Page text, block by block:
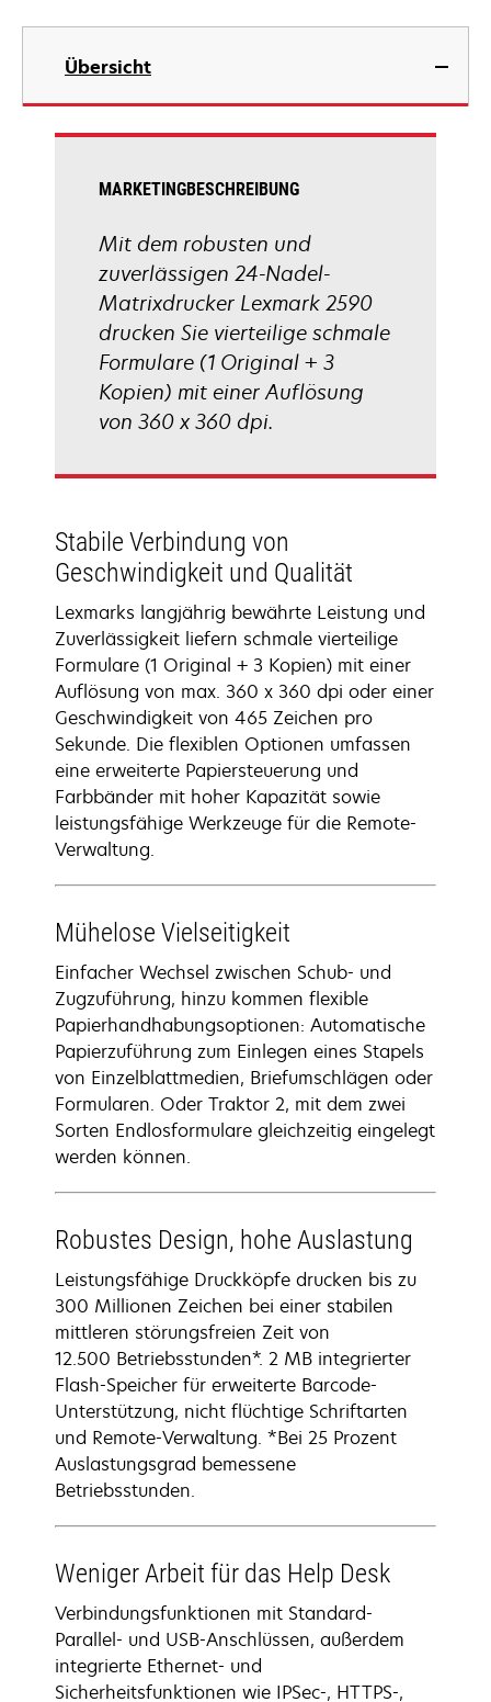
wird
einer
neuen
Registerkarte
Übersicht
MARKETINGBESCHREIBUNG
Mit dem robusten und
zuverlässigen 24-Nadel-
Matrixdrucker Lexmark 2590
drucken Sie vierteilige schmale
Formulare (1 Original + 3
Kopien) mit einer Auflösung
von 360 x 360 dpi.
Stabile Verbindung von
Geschwindigkeit und Qualität
Lexmarks langjährig bewährte Leistung und
Zuverlässigkeit liefern schmale vierteilige
Formulare (1 Original + 3 Kopien) mit einer
Auflösung von max. 360 x 360 dpi oder einer
Geschwindigkeit von 465 Zeichen pro
Sekunde. Die flexiblen Optionen umfassen
eine erweiterte Papiersteuerung und
Farbbänder mit hoher Kapazität sowie
leistungsfähige Werkzeuge für die Remote-
Verwaltung.
Mühelose Vielseitigkeit
Einfacher Wechsel zwischen Schub- und
Zugzuführung, hinzu kommen flexible
Papierhandhabungsoptionen: Automatische
Papierzuführung zum Einlegen eines Stapels
von Einzelblattmedien, Briefumschlägen oder
Formularen. Oder Traktor 2, mit dem zwei
Sorten Endlosformulare gleichzeitig eingelegt
werden können.
Robustes Design, hohe Auslastung
Leistungsfähige Druckköpfe drucken bis zu
300 Millionen Zeichen bei einer stabilen
mittleren störungsfreien Zeit von
12.500 Betriebsstunden*. 2 MB integrierter
Flash-Speicher für erweiterte Barcode-
Unterstützung, nicht flüchtige Schriftarten
und Remote-Verwaltung. *Bei 25 Prozent
Auslastungsgrad bemessene
Betriebsstunden.
Weniger Arbeit für das Help Desk
Verbindungsfunktionen mit Standard-
Parallel- und USB-Anschlüssen, außerdem
integrierte Ethernet- und
Sicherheitsfunktionen wie IPSec-, HTTPS-,